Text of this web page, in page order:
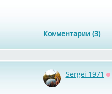
Комментарии (3)
Sergei 1971